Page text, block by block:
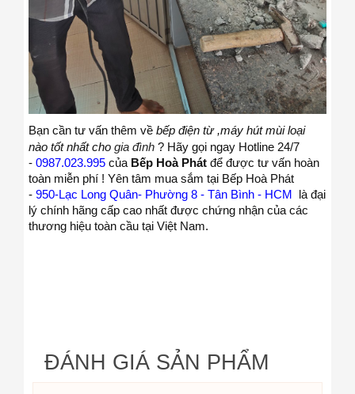
Bạn cần tư vấn thêm về bếp điện từ ,máy hút mùi loại
nào tốt nhất cho gia đình ? Hãy gọi ngay Hotline 24/7
- 0987.023.995 của Bếp Hoà Phát để được tư vấn hoàn
toàn miễn phí ! Yên tâm mua sắm tại Bếp Hoà Phát
- 950-Lạc Long Quân- Phường 8 - Tân Bình - HCM
là đại
lý chính hãng cấp cao nhất được chứng nhận của các
thương hiệu toàn cầu tại Việt Nam.
ĐÁNH GIÁ SẢN PHẨM